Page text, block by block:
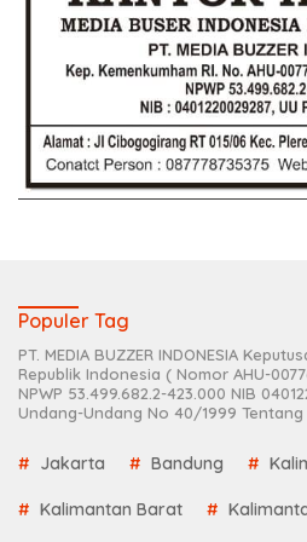
Populer Tag
PT. MEDIA BUZZER INDONESIA
Republik Indonesia ( Nomor AHU-
NPWP 53.499.682.2-423.000 NIB
Undang-Undang No 40/1999 Tentang
Jakarta Bandung
Kalimantan Barat